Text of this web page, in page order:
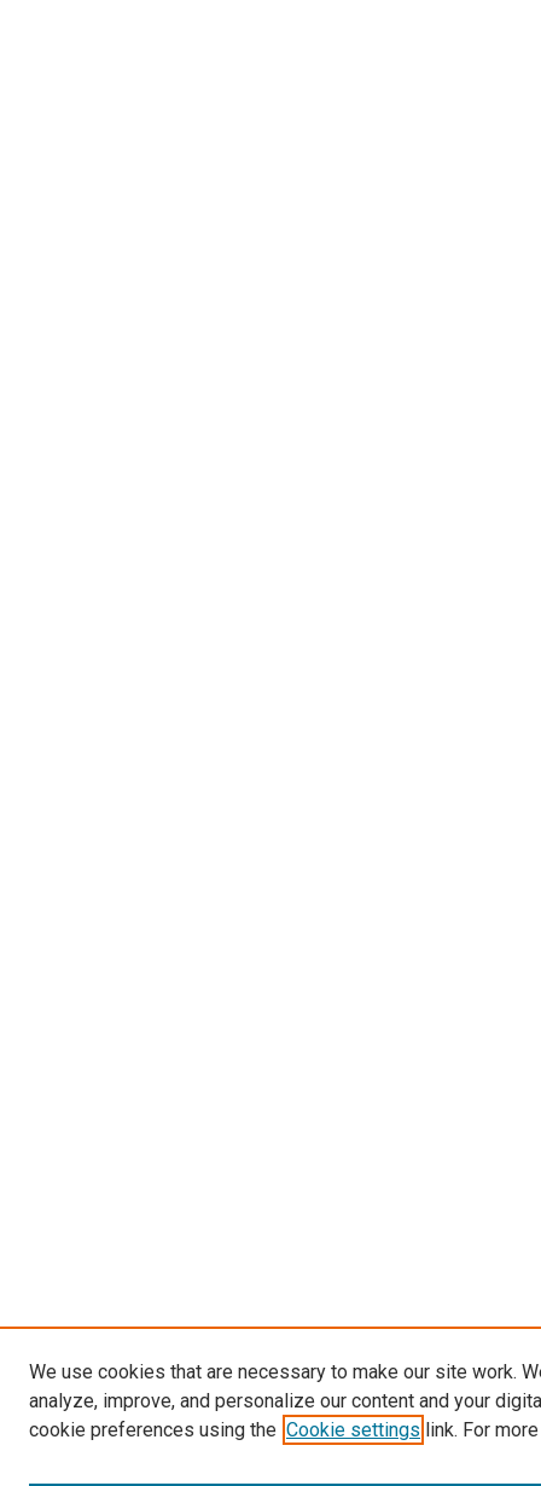
We use cookies that are necessary to make our site work.
analyze, improve, and personalize our content and your
cookie preferences using the Cookie settings link. For